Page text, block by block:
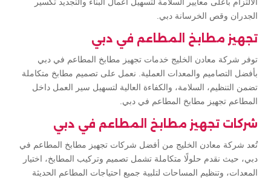
الجدران وقص الخرسانة دبي.
تجهيز مطابخ المطاعم في دبي
توفر شركة معادن الخليج خدمات تجهيز مطابخ المطاعم في دبي
بأفضل التصاميم والمعدات العملية. نعمل على تصميم مطابخ متكاملة
تضمن التنظيم، السلامة، والكفاءة العالية لتسهيل سير العمل داخل
المطاعم تجهيز مطابخ المطاعم في دبي.
شركات تجهيز مطابخ المطاعم في دبي
تُعد شركة معادن الخليج من أفضل شركات تجهيز مطابخ المطاعم في
دبي، حيث نقدم حلولًا متكاملة تشمل تصميم وتركيب المطابخ، اختيار
المعدات، وتنظيم المساحات لتلبية جميع احتياجات المطاعم الحديثة